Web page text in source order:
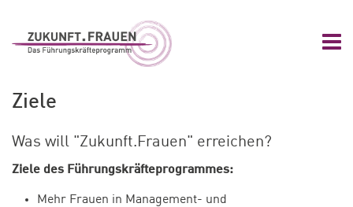
Zukunft.Frauen
Ziele
Was will "Zukunft.Frauen" erreichen?
Ziele des Führungskräfteprogrammes:
Mehr Frauen in Management- und